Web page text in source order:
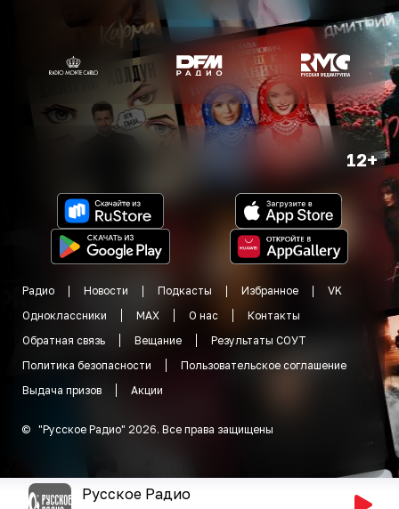
12+
Радио Новости Подкасты Избранное
VK
Одноклассники
MAX О нас
Контакты
Обратная связь
Вещание
Результаты СОУТ
Политика безопасности
Пользовательское соглашение
Выдача призов
Акции
© "Русское Радио" 2026. Все права защищены
Русское Радио